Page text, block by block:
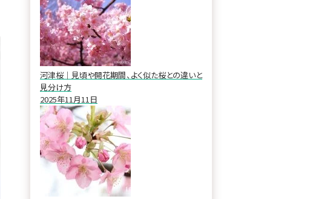
河津桜｜見頃や開花期間、よく似た桜との違いと
見分け方
2025年11月11日